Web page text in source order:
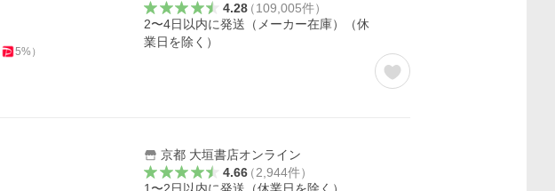
5%）
4.28（109,005件）
2〜4日以内に発送（メーカー在庫）（休
業日を除く）
京都 大垣書店オンライン
4.66（2,944件）